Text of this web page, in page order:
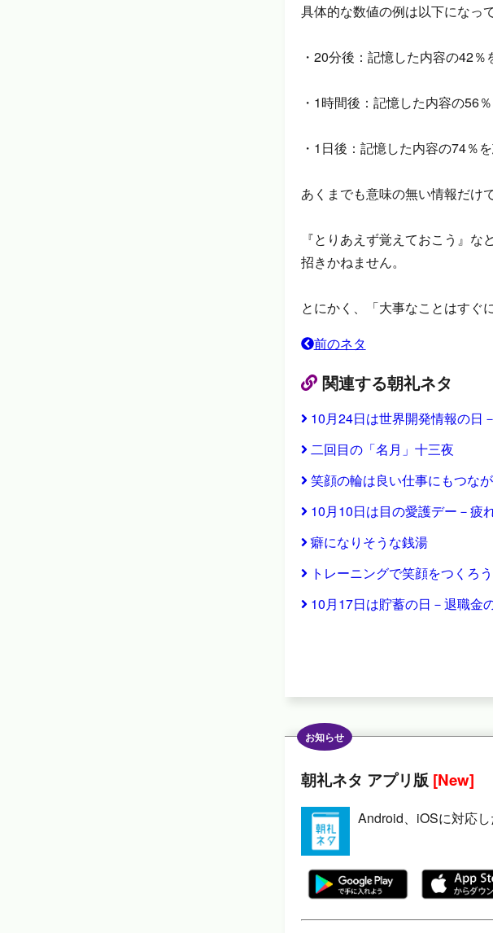
具体的な数値の例は以下になっ
・20分後：記憶した内容の42
・1時間後：記憶した内容の56
・1日後：記憶した内容の74％
あくまでも意味の無い情報だけ
『とりあえず覚えておこう』
招きかねません。
とにかく、「大事なことはすぐ
前のネタ
関連する朝礼ネタ
10月24日は世界開発情報の日
二回目の「名月」十三夜
笑顔の輪は良い仕事にもつな
10月10日は目の愛護デー－疲
癖になりそうな銭湯
トレーニングで笑顔をつくろう
10月17日は貯蓄の日－退職金
お知らせ
朝礼ネタ アプリ版 [New]
Android、iOSに対応し